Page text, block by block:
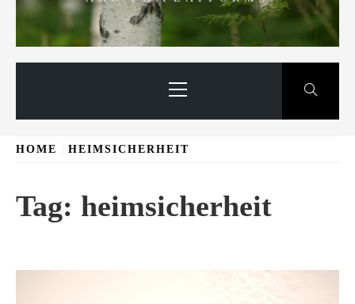
Menu
HOME HEIMSICHERHEIT
Tag: heimsicherheit